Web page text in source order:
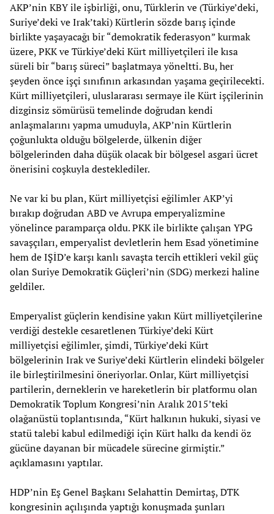
AKP’nin KBY ile işbirliği, onu, Türklerin ve (Türkiye’deki,
Suriye’deki ve Irak’taki) Kürtlerin sözde barış içinde
birlikte yaşayacağı bir “demokratik federasyon” kurmak
üzere, PKK ve Türkiye’deki Kürt milliyetçileri ile kısa
süreli bir “barış süreci” başlatmaya yöneltti. Bu, her
şeyden önce işçi sınıfının arkasından yaşama geçirilecekti.
Kürt milliyetçileri, uluslararası sermaye ile Kürt işçilerinin
dizginsiz sömürüsü temelinde doğrudan kendi
anlaşmalarını yapma umuduyla, AKP’nin Kürtlerin
çoğunlukta olduğu bölgelerde, ülkenin diğer
bölgelerinden daha düşük olacak bir bölgesel asgari ücret
önerisini coşkuyla desteklediler.
Ne var ki bu plan, Kürt milliyetçisi eğilimler AKP’yi
bırakıp doğrudan ABD ve Avrupa emperyalizmine
yönelince paramparça oldu. PKK ile birlikte çalışan YPG
savaşçıları, emperyalist devletlerin hem Esad yönetimine
hem de IŞİD’e karşı kanlı savaşta tercih ettikleri vekil güç
olan Suriye Demokratik Güçleri’nin (SDG) merkezi haline
geldiler.
Emperyalist güçlerin kendisine yakın Kürt milliyetçilerine
verdiği destekle cesaretlenen Türkiye’deki Kürt
milliyetçisi eğilimler, şimdi, Türkiye’deki Kürt
bölgelerinin Irak ve Suriye’deki Kürtlerin elindeki bölgeler
ile birleştirilmesini öneriyorlar. Onlar, Kürt milliyetçisi
partilerin, derneklerin ve hareketlerin bir platformu olan
Demokratik Toplum Kongresi’nin Aralık 2015’teki
olağanüstü toplantısında, “Kürt halkının hukuki, siyasi ve
statü talebi kabul edilmediği için Kürt halkı da kendi öz
gücüne dayanan bir mücadele sürecine girmiştir.”
açıklamasını yaptılar.
HDP’nin Eş Genel Başkanı Selahattin Demirtaş, DTK
kongresinin açılışında yaptığı konuşmada şunları